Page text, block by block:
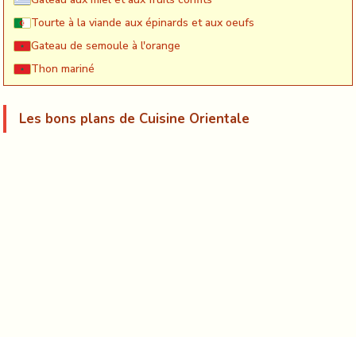
Tourte à la viande aux épinards et aux oeufs
Gateau de semoule à l'orange
Thon mariné
Les bons plans de Cuisine Orientale